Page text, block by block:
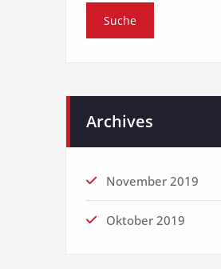
Archives
November 2019
Oktober 2019